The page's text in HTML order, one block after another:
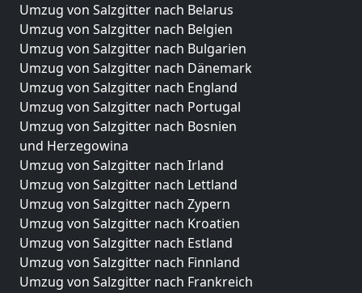
Umzug von Salzgitter nach Belarus
Umzug von Salzgitter nach Belgien
Umzug von Salzgitter nach Bulgarien
Umzug von Salzgitter nach Dänemark
Umzug von Salzgitter nach England
Umzug von Salzgitter nach Portugal
Umzug von Salzgitter nach Bosnien
und Herzegowina
Umzug von Salzgitter nach Irland
Umzug von Salzgitter nach Lettland
Umzug von Salzgitter nach Zypern
Umzug von Salzgitter nach Kroatien
Umzug von Salzgitter nach Estland
Umzug von Salzgitter nach Finnland
Umzug von Salzgitter nach Frankreich